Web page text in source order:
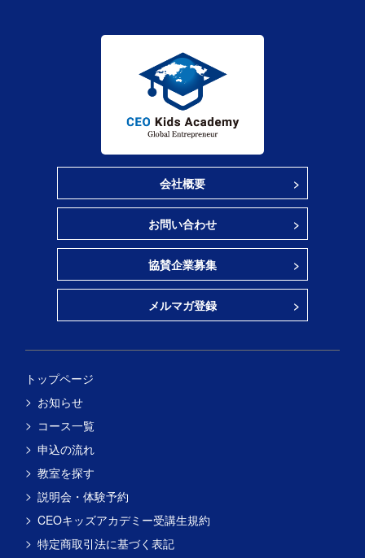
会社概要
お問い合わせ
協賛企業募集
メルマガ登録
トップページ
お知らせ
コース一覧
申込の流れ
教室を探す
説明会・体験予約
CEOキッズアカデミー受講生規約
特定商取引法に基づく表記